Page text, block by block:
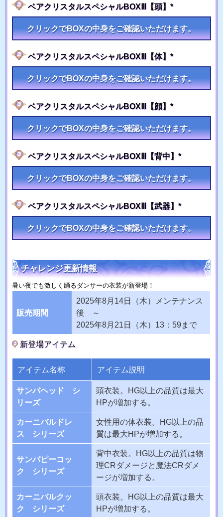
ベアクリスタルスペシャルBOXⅢ【頭】*
クリックでBOXの中身をご確認いただけます。
ベアクリスタルスペシャルBOXⅢ【体】*
クリックでBOXの中身をご確認いただけます。
ベアクリスタルスペシャルBOXⅢ【顔】*
クリックでBOXの中身をご確認いただけます。
ベアクリスタルスペシャルBOXⅢ【背中】*
クリックでBOXの中身をご確認いただけます。
ベアクリスタルスペシャルBOXⅢ【武器】*
クリックでBOXの中身をご確認いただけます。
チャレンジ更新情報
暑い夜でも激しく踊るダンサーの衣装が新登場！
販売期間
2025年8月14日（木）メンテナンス
後 ～
2025年8月21日（木）13：59まで
新登場アイテム
アイテム名称 アイテム説明
サンバヘッド シ
リーズ
頭衣装。HG以上の品質は最大
HPが増加する。
カーニバルドレ
ス シリーズ
女性用の体衣装。HG以上の品
質は最大HPが増加する。
サンバピーコッ
ク シリーズ
背中衣装。HG以上の品質は物
理CRダメージと魔法CRダメ
ージが増加する。
カーニバルクッ
ク シリーズ
頭衣装。HG以上の品質は最大
HPが増加する。